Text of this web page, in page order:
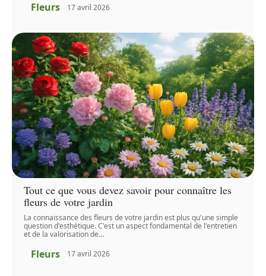
Fleurs 17 avril 2026
Tout ce que vous devez savoir pour connaître les
fleurs de votre jardin
La connaissance des fleurs de votre jardin est plus qu'une simple
question d'esthétique. C'est un aspect fondamental de l'entretien
et de la valorisation de…
Fleurs 17 avril 2026